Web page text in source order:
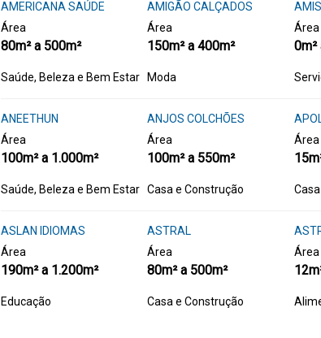
AMERICANA SAÚDE
Área
80m² a 500m²
Saúde, Beleza e Bem Estar
AMIGÃO CALÇADOS
Área
150m² a 400m²
Moda
Área
0m²
ANEETHUN
Área
100m² a 1.000m²
Saúde, Beleza e Bem Estar
ANJOS COLCHÕES
Área
100m² a 550m²
Casa e Construção
Área
ASLAN IDIOMAS
Área
190m² a 1.200m²
Educação
ASTRAL
Área
80m² a 500m²
Casa e Construção
Área